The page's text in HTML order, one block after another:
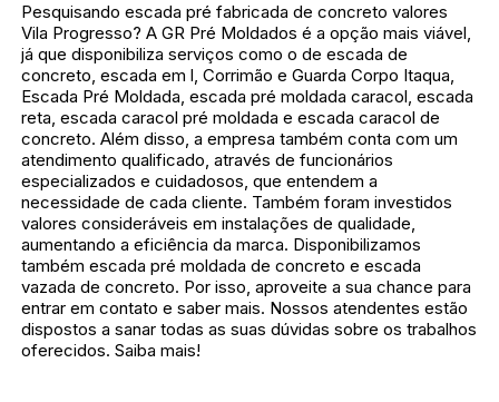
Pesquisando escada pré fabricada de concreto valores
Vila Progresso? A GR Pré Moldados é a opção mais viável,
já que disponibiliza serviços como o de escada de
concreto, escada em l, Corrimão e Guarda Corpo Itaqua,
Escada Pré Moldada, escada pré moldada caracol, escada
reta, escada caracol pré moldada e escada caracol de
concreto. Além disso, a empresa também conta com um
atendimento qualificado, através de funcionários
especializados e cuidadosos, que entendem a
necessidade de cada cliente. Também foram investidos
valores consideráveis em instalações de qualidade,
aumentando a eficiência da marca. Disponibilizamos
também escada pré moldada de concreto e escada
vazada de concreto. Por isso, aproveite a sua chance para
entrar em contato e saber mais. Nossos atendentes estão
dispostos a sanar todas as suas dúvidas sobre os trabalhos
oferecidos. Saiba mais!